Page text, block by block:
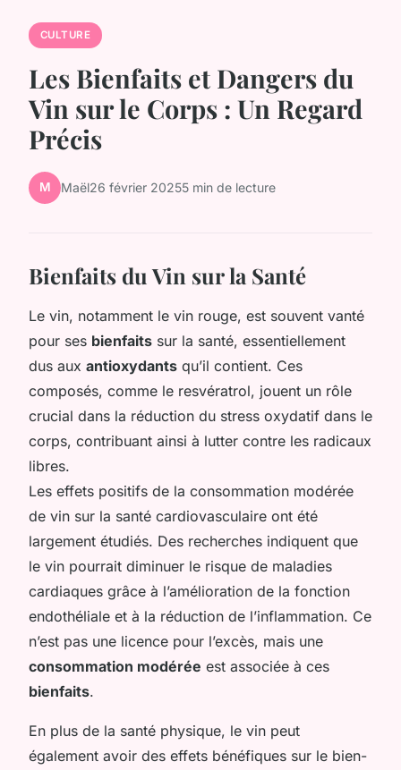
CULTURE
Les Bienfaits et Dangers du
Vin sur le Corps : Un Regard
Précis
M Maël26 février 20255 min de lecture
Bienfaits du Vin sur la Santé
Le vin, notamment le vin rouge, est souvent vanté
pour ses bienfaits sur la santé, essentiellement
dus aux antioxydants qu’il contient. Ces
composés, comme le resvératrol, jouent un rôle
crucial dans la réduction du stress oxydatif dans le
corps, contribuant ainsi à lutter contre les radicaux
libres.
Les effets positifs de la consommation modérée
de vin sur la santé cardiovasculaire ont été
largement étudiés. Des recherches indiquent que
le vin pourrait diminuer le risque de maladies
cardiaques grâce à l’amélioration de la fonction
endothéliale et à la réduction de l’inflammation. Ce
n’est pas une licence pour l’excès, mais une
consommation modérée est associée à ces
bienfaits.
En plus de la santé physique, le vin peut
également avoir des effets bénéfiques sur le bien-